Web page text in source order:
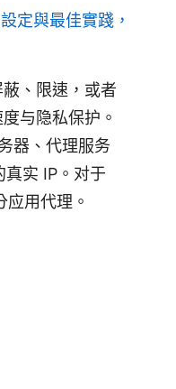
定與最佳實踐，
、限速，或者
与隐私保护。
器、代理服务
实 IP。对于
用代理。